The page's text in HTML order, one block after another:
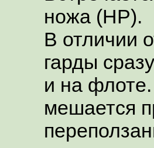
ножа (НР).
В отличии
гарды
и на
мешается